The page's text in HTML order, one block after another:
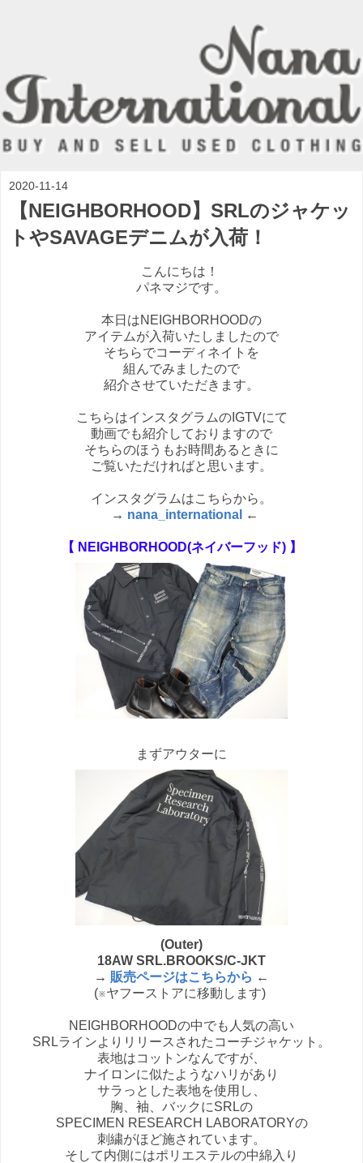
2020-11-14
【NEIGHBORHOOD】SRLのジャケッ
トやSAVAGEデニムが入荷！
こんにちは！
パネマジです。
本日はNEIGHBORHOODの
アイテムが入荷いたしましたので
そちらでコーディネイトを
組んでみましたので
紹介させていただきます。
こちらはインスタグラムのIGTVにて
動画でも紹介しておりますので
そちらのほうもお時間あるときに
ご覧いただければと思います。
インスタグラムはこちらから。
→ nana_international ←
【 NEIGHBORHOOD(ネイバーフッド) 】
まずアウターに
(Outer)
18AW SRL.BROOKS/C-JKT
→ 販売ページはこちらから ←
(※ヤフーストアに移動します)
NEIGHBORHOODの中でも人気の高い
SRLラインよりリリースされたコーチジャケット。
表地はコットンなんですが、
ナイロンに似たようなハリがあり
サラっとした表地を使用し、
胸、袖、バックにSRLの
SPECIMEN RESEARCH LABORATORYの
刺繍がほど施されています。
そして内側にはポリエステルの中綿入り